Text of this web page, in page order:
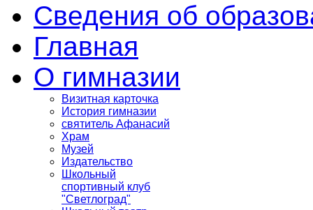
Сведения об
Главная
О гимназии
Визитная карточка
История гимназии
святитель Афанасий
Храм
Музей
Издательство
Школьный
спортивный клуб
"Светлоград"